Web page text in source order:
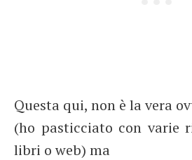
Questa qui, non è la vera
(ho pasticciato con varie
libri o web) ma